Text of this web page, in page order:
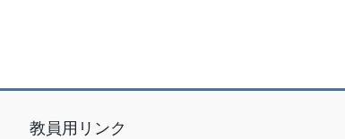
教員用リンク